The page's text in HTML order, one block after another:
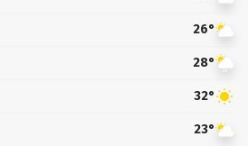
26°
28°
32°
23°